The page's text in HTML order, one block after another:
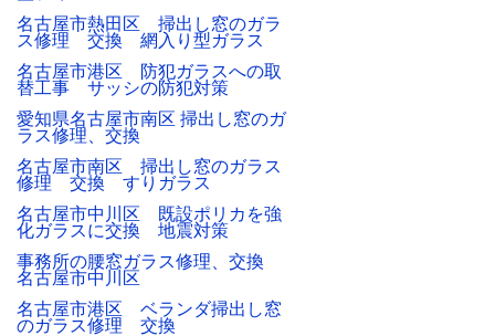
名古屋市熱田区 掃出し窓のガラ
ス修理 交換 網入り型ガラス
名古屋市港区 防犯ガラスへの取
替工事 サッシの防犯対策
愛知県名古屋市南区 掃出し窓のガ
ラス修理、交換
名古屋市南区 掃出し窓のガラス
修理 交換 すりガラス
名古屋市中川区 既設ポリカを強
化ガラスに交換 地震対策
事務所の腰窓ガラス修理、交換
名古屋市中川区
名古屋市港区 ベランダ掃出し窓
のガラス修理 交換